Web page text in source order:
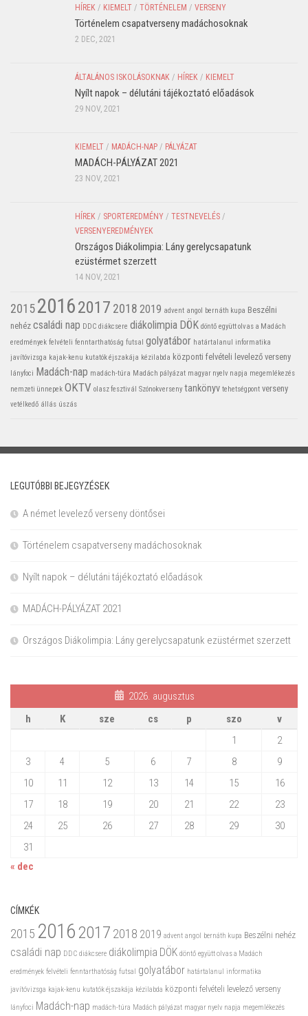
HÍREK / KIEMELT / TÖRTÉNELEM / VERSENY
Történelem csapatverseny madáchosoknak
2 DEC, 2021
ÁLTALÁNOS ISKOLÁSOKNAK / HÍREK / KIEMELT
Nyílt napok – délutáni tájékoztató előadások
29 NOV, 2021
KIEMELT / MADÁCH-NAP / PÁLYÁZAT
MADÁCH-PÁLYÁZAT 2021
23 NOV, 2021
HÍREK / SPORTEREDMÉNY / TESTNEVELÉS /
VERSENYEREDMÉNYEK
Országos Diákolimpia: Lány gerelycsapatunk
ezüstérmet szerzett
14 NOV, 2021
201520162017 2018 2019 advent angol bernáth kupa Beszélni
nehéz családi nap DDC diákcsere diákolimpia DÖK döntő együtt olvas a Madách
eredmények felvételi fenntarthatóság futsal golyatábor határtalanul informatika
javítóvizsga kajak-kenu kutatók éjszakája kézilabda központi felvételi levelező verseny
lányfoci Madách-nap madách-túra Madách pályázat magyar nyelv napja megemlékezés
nemzeti ünnepek OKTV olasz fesztivál Szónokverseny tankönyv tehetségpont verseny
vetélkedő állás úszás
LEGUTÓBBI BEJEGYZÉSEK
A német levelező verseny döntősei
Történelem csapatverseny madáchosoknak
Nyílt napok – délutáni tájékoztató előadások
MADÁCH-PÁLYÁZAT 2021
Országos Diákolimpia: Lány gerelycsapatunk ezüstérmet szerzett
2026. augusztus
h
K sze cs p szo
v
1
2
3
4 5 6 7 8
9
10
11 12 13 14 15
16
17
18 19 20 21 22
23
24
25 26 27 28 29
30
31
« dec
CÍMKÉK
2015 20162017 2018 2019 advent angol bernáth kupa Beszélni nehéz
családi nap DDC diákcsere diákolimpia DÖK döntő együtt olvas a Madách
eredmények felvételi fenntarthatóság futsal golyatábor határtalanul informatika
javítóvizsga kajak-kenu kutatók éjszakája kézilabda központi felvételi levelező verseny
lányfoci Madách-nap madách-túra Madách pályázat magyar nyelv napja megemlékezés